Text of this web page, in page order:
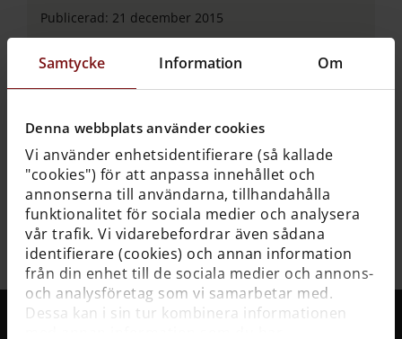
Samtycke Information Om
Denna webbplats använder cookies
Vi använder enhetsidentifierare (så kallade
"cookies") för att anpassa innehållet och
annonserna till användarna, tillhandahålla
funktionalitet för sociala medier och analysera
vår trafik. Vi vidarebefordrar även sådana
identifierare (cookies) och annan information
från din enhet till de sociala medier och annons-
och analysföretag som vi samarbetar med.
Dessa kan i sin tur kombinera informationen
Publicerad: 21 december 2015
Skeppsgårdsmodellen
Skeppsgårdsmodellen på Vasamuseet visar
hur skeppet bygdes.
Uppdaterad:12 maj 2023 Publicerad:12 maj 2023